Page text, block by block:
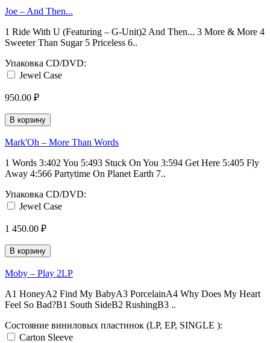
Joe ‎– And Then...
1 Ride With U (Featuring – G-Unit)2 And Then... 3 More & More 4
Sweeter Than Sugar 5 Priceless 6..
Упаковка CD/DVD:
Jewel Case
950.00 ₽
В корзину
Mark'Oh ‎– More Than Words
1 Words 3:402 You 5:493 Stuck On You 3:594 Get Here 5:405 Fly
Away 4:566 Partytime On Planet Earth 7..
Упаковка CD/DVD:
Jewel Case
1 450.00 ₽
В корзину
Moby – Play 2LP
A1 HoneyA2 Find My BabyA3 PorcelainA4 Why Does My Heart
Feel So Bad?B1 South SideB2 RushingB3 ..
Состояние виниловых пластинок (LP, EP, SINGLE ):
Carton Sleeve